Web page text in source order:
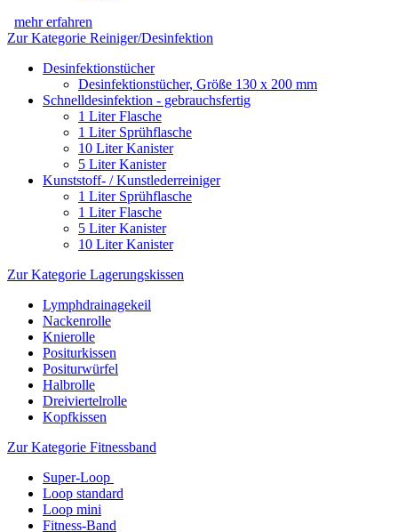
mehr erfahren
Zur Kategorie Reiniger/Desinfektion
Desinfektionstücher
Desinfektionstücher, Größe 130 x 200 mm
Schnelldesinfektion - gebrauchsfertig
1 Liter Flasche
1 Liter Sprühflasche
10 Liter Kanister
5 Liter Kanister
Kunststoff- / Kunstlederreiniger
1 Liter Sprühflasche
1 Liter Flasche
5 Liter Kanister
10 Liter Kanister
Zur Kategorie Lagerungskissen
Lymphdrainagekeil
Nackenrolle
Knierolle
Positurkissen
Positurwürfel
Halbrolle
Dreiviertelrolle
Kopfkissen
Zur Kategorie Fitnessband
Super-Loop
Loop standard
Loop mini
Fitness-Band